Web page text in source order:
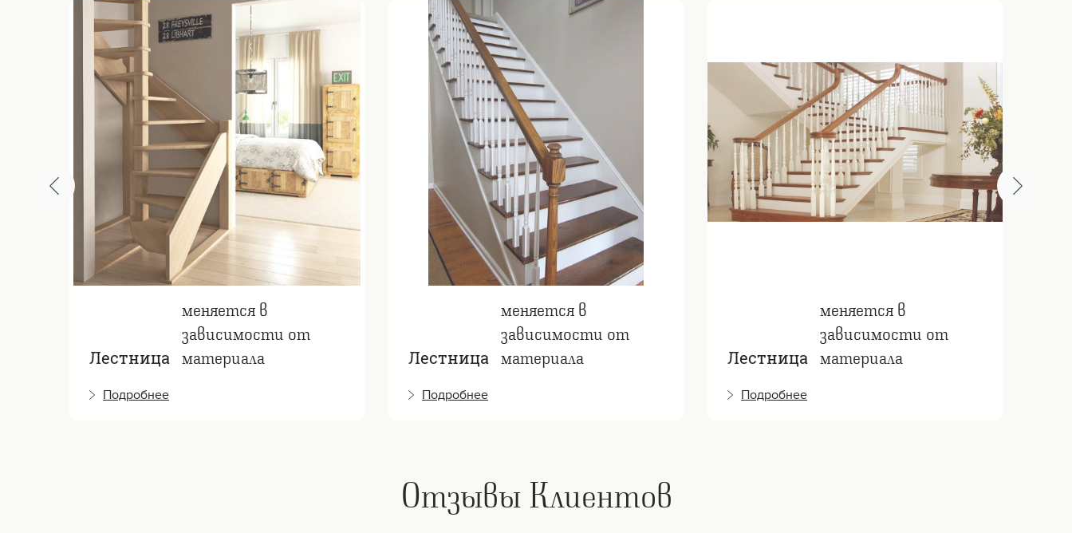
Лестница
меняется в
зависимости от
материала
Подробнее
Лестница
меняется в
зависимости от
материала
Подробнее
Лестница
меняется в
зависимости от
материала
Подробнее
Отзывы Клиентов